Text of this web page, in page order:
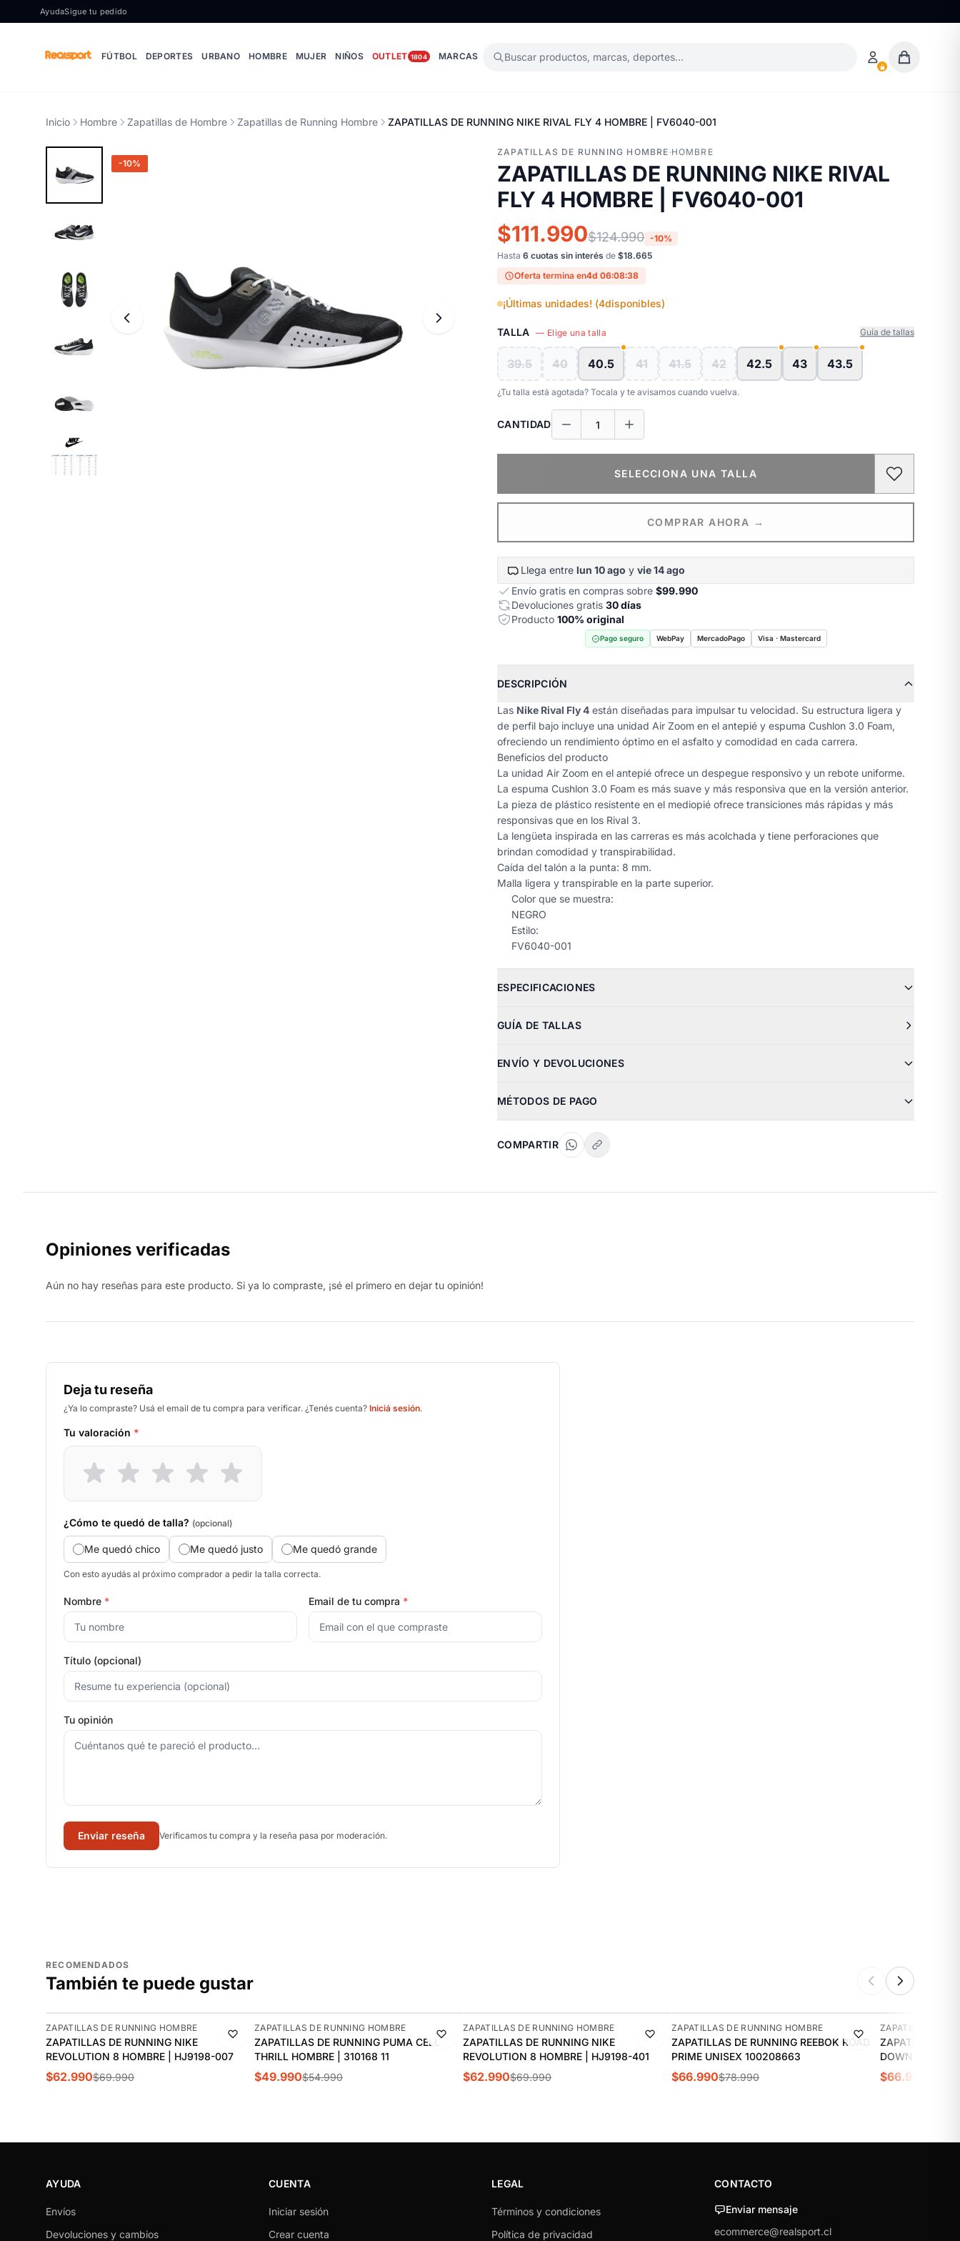
Ir al contenido
AyudaSigue tu pedido
FÚTBOL DEPORTES URBANO HOMBRE MUJER NIÑOS OUTLET 1804 MARCAS Buscar productos, marcas, deportes…
Inicio Hombre Zapatillas de Hombre Zapatillas de Running Hombre ZAPATILLAS DE RUNNING NIKE RIVAL FLY 4 HOMBRE | FV6040-001
-10%
ZAPATILLAS DE RUNNING HOMBRE ·HOMBRE
ZAPATILLAS DE RUNNING NIKE RIVAL
FLY 4 HOMBRE | FV6040-001
$111.990$124.990 -10%
Hasta 6 cuotas sin interés de $18.665
Oferta termina en4d 06:08:37
¡Últimas unidades! (4disponibles)
TALLA — Elige una talla Guía de tallas
39.5 40 40.5 41 41.5 42 42.5 43 43.5
¿Tu talla está agotada? Tocala y te avisamos cuando vuelva.
CANTIDAD
SELECCIONA UNA TALLA
COMPRAR AHORA →
Llega entre lun 10 ago y vie 14 ago
Envío gratis en compras sobre $99.990
Devoluciones gratis 30 días
Producto 100% original
Pago seguro WebPay MercadoPago Visa · Mastercard
DESCRIPCIÓN
Las Nike Rival Fly 4 están diseñadas para impulsar tu velocidad. Su estructura ligera y
de perfil bajo incluye una unidad Air Zoom en el antepié y espuma Cushlon 3.0 Foam,
ofreciendo un rendimiento óptimo en el asfalto y comodidad en cada carrera.
Beneficios del producto
La unidad Air Zoom en el antepié ofrece un despegue responsivo y un rebote uniforme.
La espuma Cushlon 3.0 Foam es más suave y más responsiva que en la versión anterior.
La pieza de plástico resistente en el mediopié ofrece transiciones más rápidas y más
responsivas que en los Rival 3.
La lengüeta inspirada en las carreras es más acolchada y tiene perforaciones que
brindan comodidad y transpirabilidad.
Caída del talón a la punta: 8 mm.
Malla ligera y transpirable en la parte superior.
Color que se muestra:
NEGRO
Estilo:
FV6040-001
ESPECIFICACIONES
GUÍA DE TALLAS
ENVÍO Y DEVOLUCIONES
MÉTODOS DE PAGO
COMPARTIR
Opiniones verificadas
Aún no hay reseñas para este producto. Si ya lo compraste, ¡sé el primero en dejar tu opinión!
Deja tu reseña
¿Ya lo compraste? Usá el email de tu compra para verificar. ¿Tenés cuenta? Iniciá sesión.
Tu valoración *
¿Cómo te quedó de talla? (opcional)
Me quedó chico Me quedó justo Me quedó grande
Con esto ayudás al próximo comprador a pedir la talla correcta.
Nombre * Email de tu compra *
Título (opcional)
Tu opinión
Enviar reseña Verificamos tu compra y la reseña pasa por moderación.
RECOMENDADOS
También te puede gustar
-10%
ZAPATILLAS DE RUNNING HOMBRE
ZAPATILLAS DE RUNNING NIKE
REVOLUTION 8 HOMBRE | HJ9198-007
$62.990$69.990
-9%
ZAPATILLAS DE RUNNING HOMBRE
ZAPATILLAS DE RUNNING PUMA CELL
THRILL HOMBRE | 310168 11
$49.990$54.990
-10%
ZAPATILLAS DE RUNNING HOMBRE
ZAPATILLAS DE RUNNING NIKE
REVOLUTION 8 HOMBRE | HJ9198-401
$62.990$69.990
-15%
ZAPATILLAS DE RUNNING HOMBRE
ZAPATILLAS DE RUNNING REEBOK ROAD
PRIME UNISEX 100208663
$66.990$78.990
-11%
ZAPATILLAS DE
ZAPATILLAS DE
DOWNSHIFTER
$66.990
AYUDA
Envíos
Devoluciones y cambios
CUENTA
Iniciar sesión
Crear cuenta
LEGAL
Términos y condiciones
Política de privacidad
CONTACTO
Enviar mensaje
ecommerce@realsport.cl